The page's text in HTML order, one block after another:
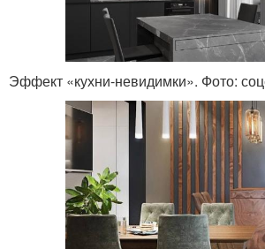
Эффект «кухни-невидимки». Фото: